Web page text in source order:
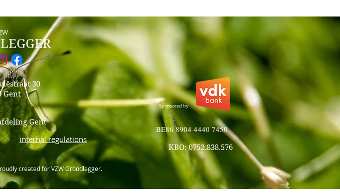
30
Gent
Gent
internal regulations
Sponsored by
BE86 8904 4440 7450
KBO: 0752.838.576
created for VZW Grondlegger.